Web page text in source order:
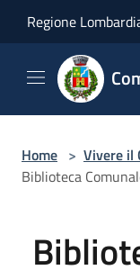
Regione
Home > Vivere il
Biblioteca